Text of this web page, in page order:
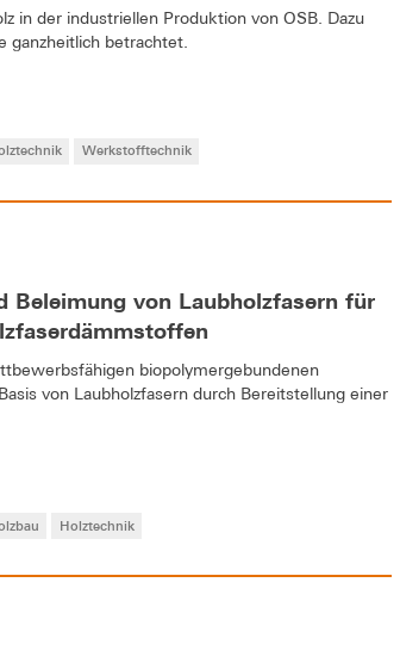
in der industriellen Produktion von OSB. Dazu
ganzheitlich betrachtet.
Werkstofftechnik
Beleimung von Laubholzfasern für
biopolymergebundenen
von Laubholzfasern durch Bereitstellung einer
Holztechnik